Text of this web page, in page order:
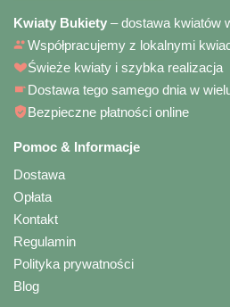
Kwiaty Bukiety – dostawa kwiatów
Współpracujemy z lokalnymi
Świeże kwiaty i szybka realizacja
Dostawa tego samego dnia w
Bezpieczne płatności online
Pomoc & Informacje
Dostawa
Opłata
Kontakt
Regulamin
Polityka prywatności
Blog